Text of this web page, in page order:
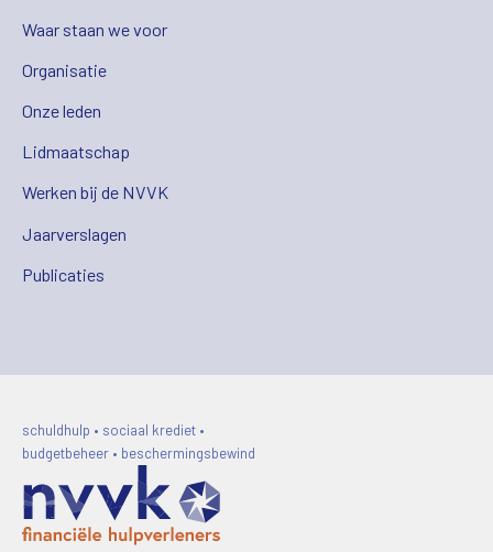
Waar staan we voor
Organisatie
Onze leden
Lidmaatschap
Werken bij de NVVK
Jaarverslagen
Publicaties
schuldhulp • sociaal krediet •
budgetbeheer • beschermingsbewind